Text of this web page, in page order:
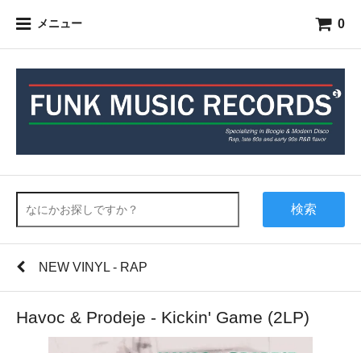
メニュー 0
検索
NEW VINYL - RAP
Havoc & Prodeje - Kickin' Game (2LP)